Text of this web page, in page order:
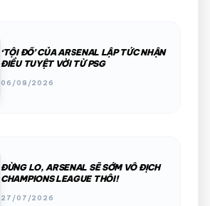
‘TỘI ĐỒ’ CỦA ARSENAL LẬP TỨC NHẬN
ĐIỀU TUYỆT VỜI TỪ PSG
06/08/2026
ĐỪNG LO, ARSENAL SẼ SỚM VÔ ĐỊCH
CHAMPIONS LEAGUE THÔI!
27/07/2026